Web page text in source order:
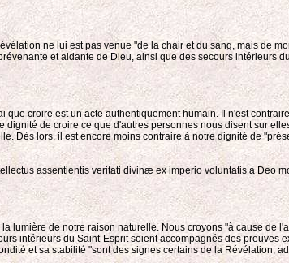
ne lui est pas venue "de la chair et du sang, mais de
et aidante de Dieu, ainsi que des secours intérieurs
croire est un acte authentiquement humain. Il n'est
de croire ce que d'autres personnes nous disent sur
Dès lors, il est encore moins contraire à notre dignité de
assentientis veritati divinæ ex imperio voluntatis a Deo
de notre raison naturelle. Nous croyons "à cause de
intérieurs du Saint-Esprit soient accompagnés des preuves
et sa stabilité "sont des signes certains de la Révélation,